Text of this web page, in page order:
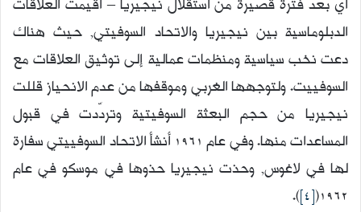
أي بعد فترة قصيرة من استقلال نيجيريا – أقيمت العلاقات
الدبلوماسية بين نيجيريا والاتحاد السوفيتي, حيث هناك
دعت نخب سياسية ومنظمات عمالية إلى توثيق العلاقات مع
السوفييت. ولتوجهها الغربي وموقفها من عدم الانحياز قللت
نيجيريا من حجم البعثة السوفيتية وتردّدت في قبول
المساعدات منها. وفي عام 1961 أنشأ الاتحاد السوفييتي سفارة
لها في لاغوس, وحذت نيجيريا حذوها في موسكو في عام
1962(
[4]
).